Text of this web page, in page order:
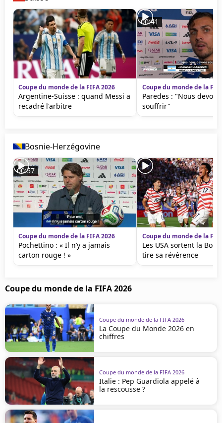
Coupe du monde de la FIFA 2026
Argentine-Suisse : quand Messi a
recadré l'arbitre
00:41
Coupe du monde de la
Paredes : "Nous
souffrir"
Bosnie-Herzégovine
00:57
Coupe du monde de la FIFA 2026
Pochettino : « Il n’y a jamais
carton rouge ! »
Coupe du monde de la
Les USA sortent la
tire sa révérence
Coupe du monde de la FIFA 2026
Coupe du monde de la FIFA 2026
La Coupe du Monde 2026 en
chiffres
Coupe du monde de la FIFA 2026
Italie : Pep Guardiola appelé à
la rescousse ?